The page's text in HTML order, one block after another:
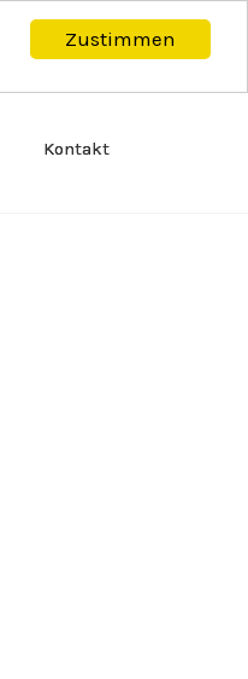
Zustimmen
Kontakt